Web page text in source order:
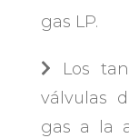
gas LP.
Los
válvulas
gas a la